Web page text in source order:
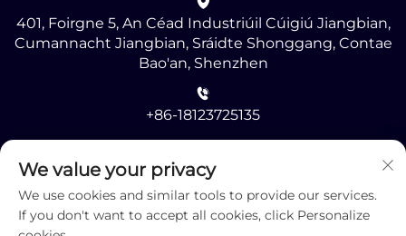
401, Foirgne 5, An Céad Industriúil Cúigiú Jiangbian,
Cumannacht Jiangbian, Sráidte Shonggang, Contae
Bao'an, Shenzhen
+86-18123725135
[email protected]
We value your privacy
We use cookies and similar tools to provide our services.
If you don't want to accept all cookies, click Personalize